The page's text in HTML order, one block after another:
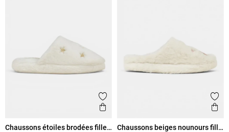
Ajouter aux favoris
Aperçu rapide
Chaussons étoiles brodées fille
Chaussons beiges nounours fille